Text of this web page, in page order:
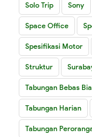
Solo Trip Sony
Space Office
Spesifikasi Motor
Struktur
Tabungan Bebas
Tabungan Harian
Tabungan